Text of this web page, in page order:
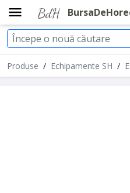
Produse / Echipamente SH /